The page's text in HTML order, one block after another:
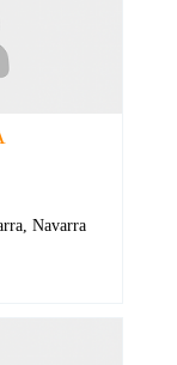
Navarra